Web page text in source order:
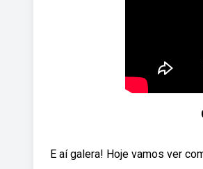
E aí galera! Hoje vamos ver